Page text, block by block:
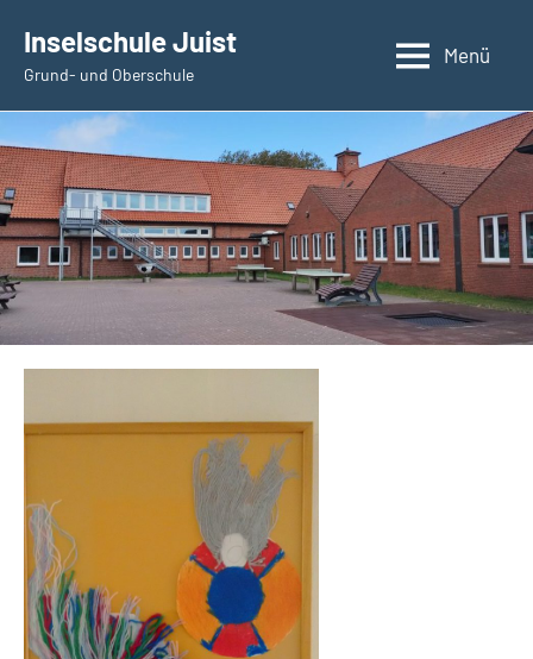
Inhalt
springen
Inselschule Juist
Grund- und Oberschule
Menü